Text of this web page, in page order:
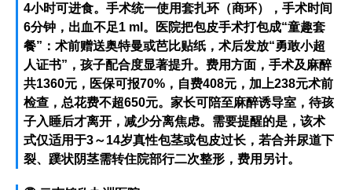
4小时可进食。手术统一使用套扎环（商环），手术时间
6分钟，出血不足1 ml。医院把包皮手术打包成“童趣套
餐”：术前赠送奥特曼或芭比贴纸，术后发放“勇敢小超
人证书”，孩子配合度显著提升。费用方面，手术及麻醉
共1360元，医保可报70%，自费408元，加上238元术前
检查，总花费不超650元。家长可陪至麻醉诱导室，待孩
子入睡后才离开，减少分离焦虑。需要提醒的是，该术
式仅适用于3～14岁真性包茎或包皮过长，若合并尿道下
裂、蹼状阴茎需转住院部行二次整形，费用另计。